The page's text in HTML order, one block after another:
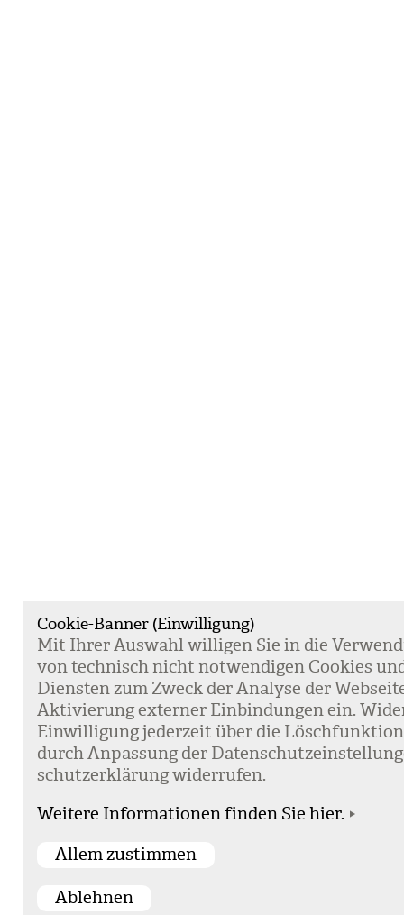
Cookie-Banner (Einwilligung)
Mit Ihrer Aus­wahl wil­li­gen Sie in die
von tech­nisch nicht not­wen­di­gen Coo­kies
Diens­ten zum Zweck der Ana­lyse der
Akti­vie­rung exter­ner Ein­bin­dun­gen ein.
Ein­wil­li­gung jeder­zeit über die
durch Anpas­sung der
schutz­er­klä­rung wider­ru­fen.
Weitere Informationen finden Sie hier.